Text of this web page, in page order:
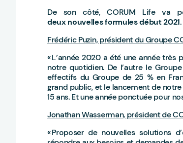
De son côté, CORUM Life va
deux nouvelles formules début 2021.
Frédéric Puzin, président du Groupe
« L’année 2020 a été une année
notre quotidien. De l’autre le
effectifs du Groupe de 25 % en
grand public, et le lancement de
15 ans. Et une année ponctuée pour
Jonathan Wasserman, président de
« Proposer de nouvelles solutions